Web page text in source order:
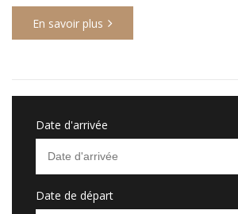
En savoir plus
Date d'arrivée
Date de départ